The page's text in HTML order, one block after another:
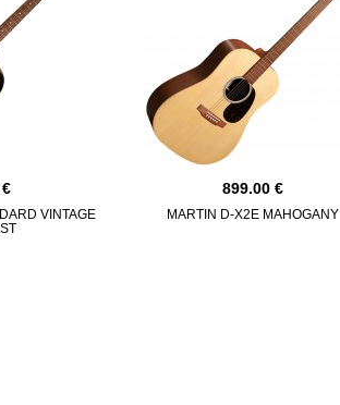
VINTAGE
899.00
MARTIN D-X2E MAHOGANY